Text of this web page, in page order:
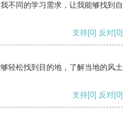
不同的学习需求，让我能够找到自
支持[0] 反对[0]
轻松找到目的地，了解当地的风土
支持[0] 反对[0]